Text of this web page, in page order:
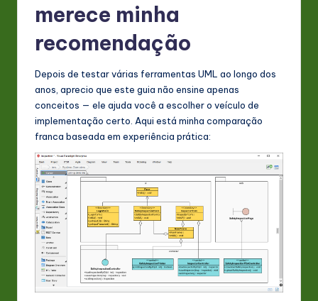
merece minha
recomendação
Depois de testar várias ferramentas UML ao longo dos
anos, aprecio que este guia não ensine apenas
conceitos — ele ajuda você a escolher o veículo de
implementação certo. Aqui está minha comparação
franca baseada em experiência prática: